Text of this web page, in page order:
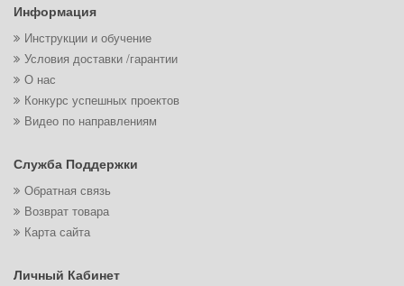
Информация
Инструкции и обучение
Условия доставки /гарантии
О нас
Конкурс успешных проектов
Видео по направлениям
Служба Поддержки
Обратная связь
Возврат товара
Карта сайта
Личный Кабинет